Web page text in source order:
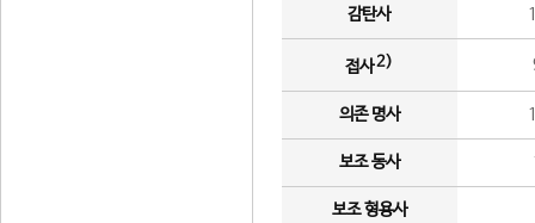
감탄사
접사2)
의존 명사
보조 동사
보조 형용사